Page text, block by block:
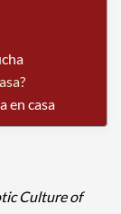
en casa
Culture of